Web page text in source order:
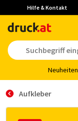
Hilfe & Kontakt
Neu­hei­ten
Aufkleber